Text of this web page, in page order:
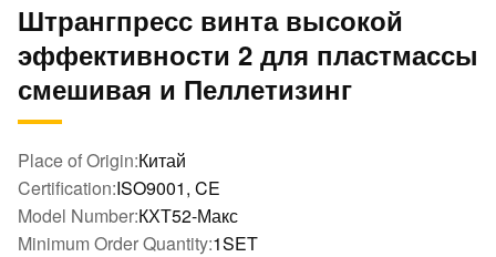
Штрангпресс винта высокой
эффективности 2 для пластмассы
смешивая и Пеллетизинг
Place of Origin:Китай
Certification:ISO9001, CE
Model Number:КХТ52-Макс
Minimum Order Quantity:1SET